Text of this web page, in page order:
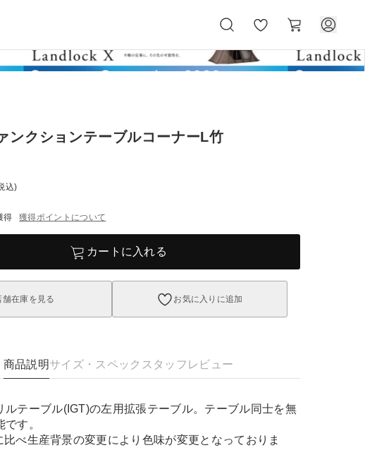
気
に
ー
ト
ンクションテーブルコーナーL竹
込)
得 獲得ポイントについて
カートに入れる
舗在庫を見る お気に入りに追加
商品説明サイズ・スペック スタッフレビュー
ルテーブル(IGT)の左用拡張テーブル。テーブル同士を無
す。
べ生産背景の変更により色味が変更となっておりま